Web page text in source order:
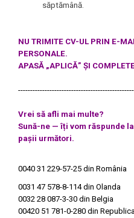
săptămână.
NU TRIMITE CV-UL PRIN E-
PERSONALE.
APASĂ „APLICĂ” ȘI
------------------------------------------------
Vrei să afli mai multe?
Sună-ne — îți vom răspunde
pașii următori.
0040 31 229-57-25 din România
0031 47 578-8-114din Olanda
0032 28 087-3-30 din Belgia
00420 51 781-0-280 din